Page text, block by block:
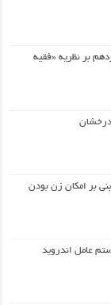
بر نظریه «فقیه
بر امکان زن بودن
عامل اندروید